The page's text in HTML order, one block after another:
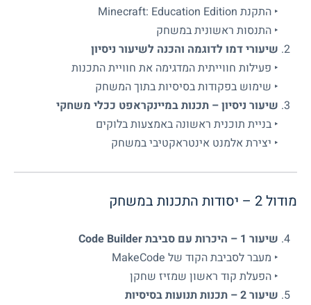
‣ התקנת Minecraft: Education Edition
‣ התנסות ראשונית במשחק
שיעורי דמו לדוגמה והכנה לשיעור ניסיון
‣ פעילות חווייתית המדגימה את חוויית התכנות
‣ שימוש בפקודות בסיסיות בתוך המשחק
שיעור ניסיון – תכנות במיינקראפט ככלי משחקי
‣ בניית תוכנית ראשונה באמצעות בלוקים
‣ יצירת אלמנט אינטראקטיבי במשחק
מודול 2 – יסודות התכנות במשחק
שיעור 1 – היכרות עם סביבת Code Builder
‣ מעבר לסביבת הקוד של MakeCode
‣ הפעלת קוד ראשון שמזיז שחקן
שיעור 2 – תכנות תנועות בסיסיות